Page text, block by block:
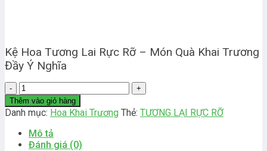
Kệ Hoa Tương Lai Rực Rỡ – Món Quà Khai Trương
Đầy Ý Nghĩa
Tương
Lai
Rực
số
lượng
Thêm vào giỏ hàng
Danh mục: Hoa Khai Trương Thẻ: TƯƠNG LẠI RỰC RỠ
Mô tả
Đánh giá (0)